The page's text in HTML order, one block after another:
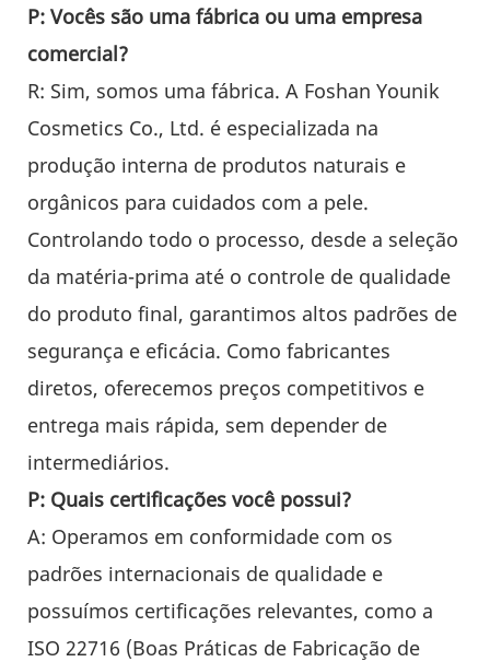
P: Vocês são uma fábrica ou uma empresa
comercial?
R: Sim, somos uma fábrica. A Foshan Younik
Cosmetics Co., Ltd. é especializada na
produção interna de produtos naturais e
orgânicos para cuidados com a pele.
Controlando todo o processo, desde a seleção
da matéria-prima até o controle de qualidade
do produto final, garantimos altos padrões de
segurança e eficácia. Como fabricantes
diretos, oferecemos preços competitivos e
entrega mais rápida, sem depender de
intermediários.
P: Quais certificações você possui?
A: Operamos em conformidade com os
padrões internacionais de qualidade e
possuímos certificações relevantes, como a
ISO 22716 (Boas Práticas de Fabricação de